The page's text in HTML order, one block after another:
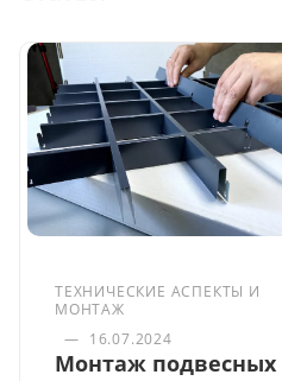
ТЕХНИЧЕСКИЕ АСПЕКТЫ И
МОНТАЖ
— 16.07.2024
Монтаж подвесных